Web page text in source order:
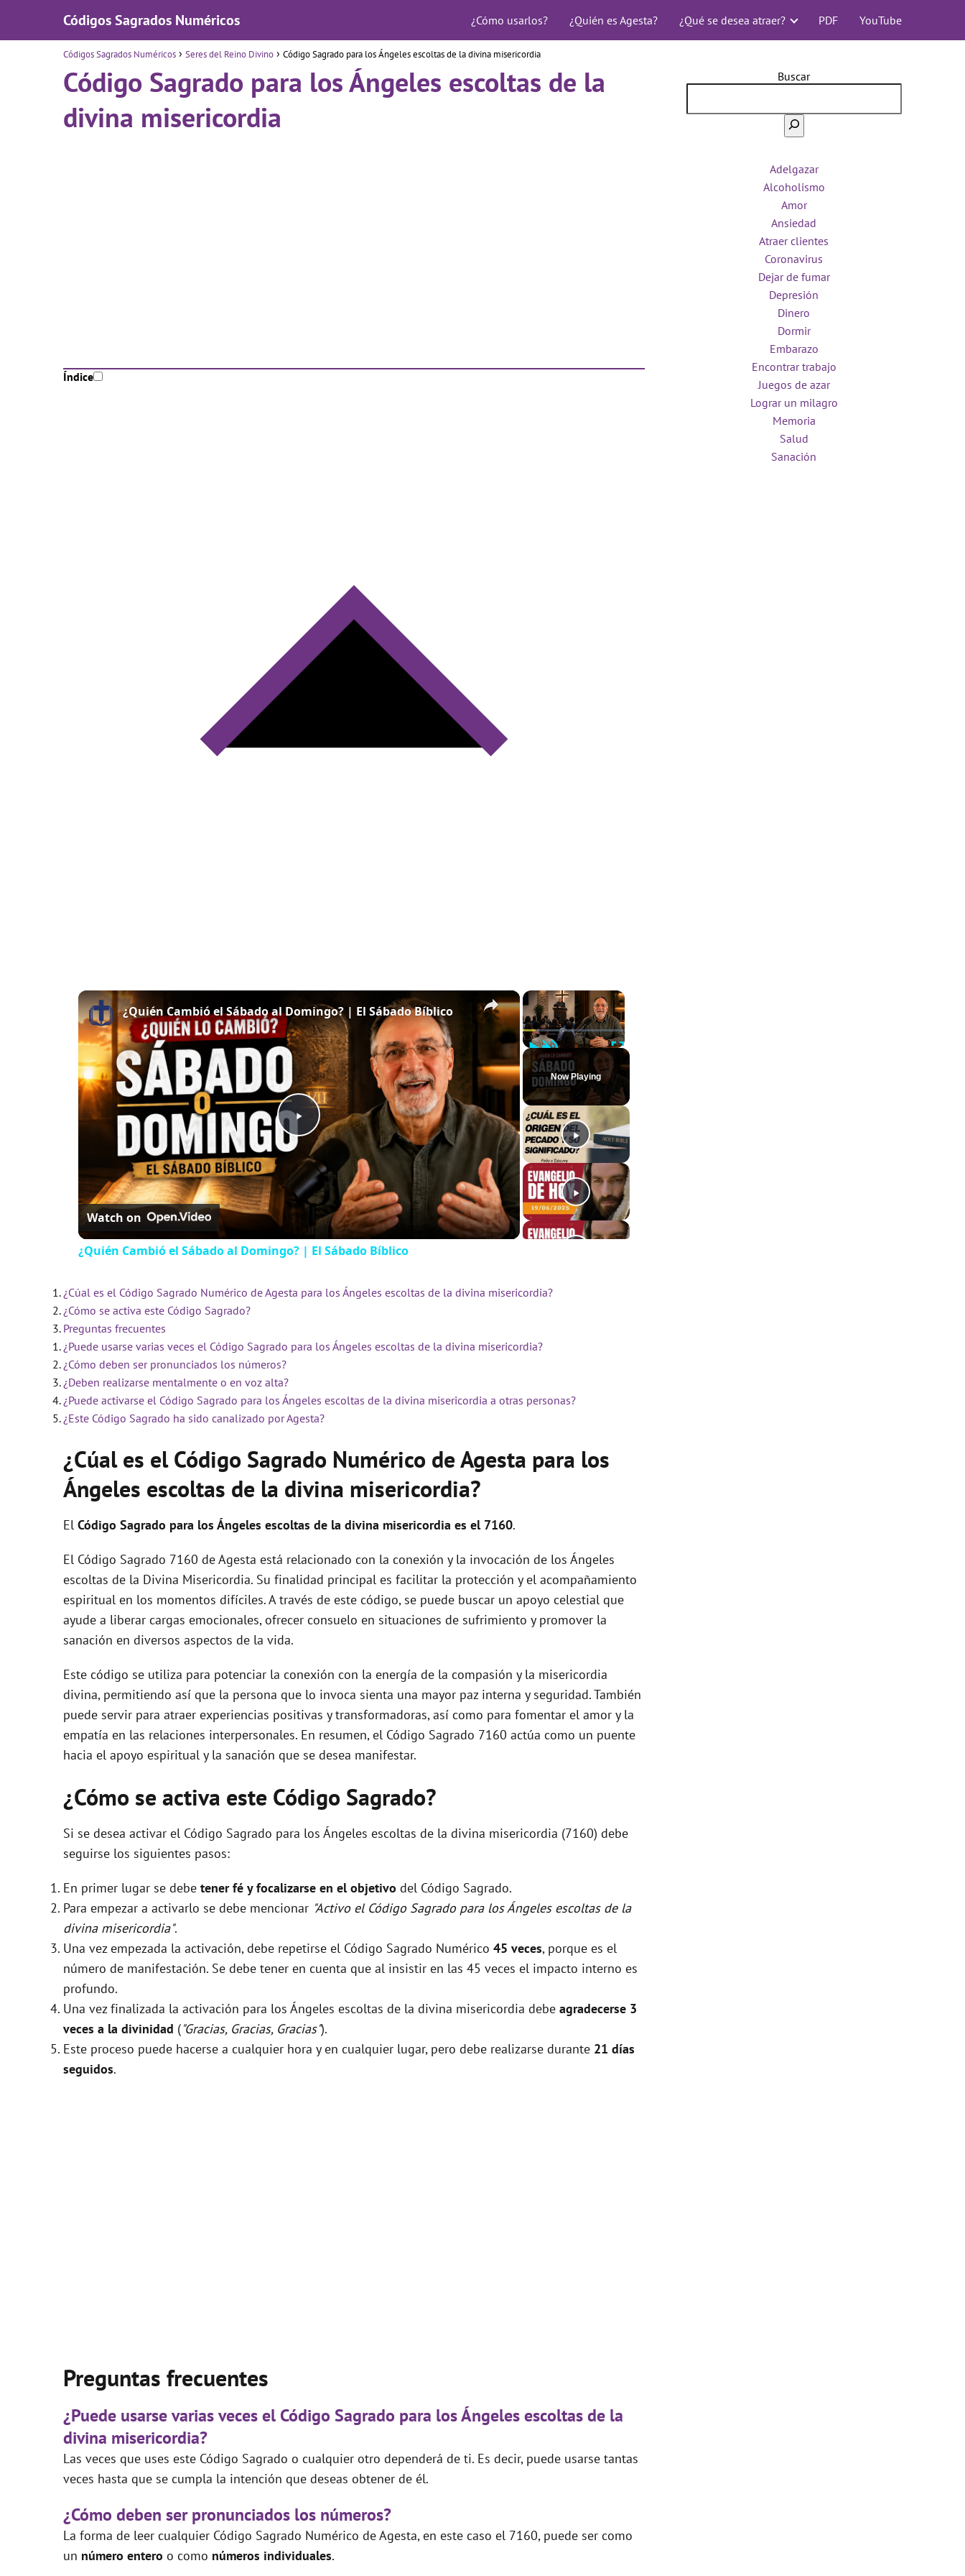
Códigos Sagrados Numéricos ¿Cómo usarlos? ¿Quién es Agesta? ¿Qué se desea atraer? PDF YouTube
Códigos Sagrados Numéricos Seres del Reino Divino Código Sagrado para los Ángeles escoltas de la divina misericordia
Código Sagrado para los Ángeles escoltas de la
divina misericordia
Índice
×
PlayUnmute Fullscreen
Now Playing
×
P
a
i
d
¿Quién Cambió el Sábado al Domingo? | El Sábado Bíblico
Watch on
¿Quién Cambió el Sábado al Domingo? | El Sábado Bíblico
¿Cúal es el Código Sagrado Numérico de Agesta para los Ángeles escoltas de la divina misericordia?
¿Cómo se activa este Código Sagrado?
Preguntas frecuentes
¿Puede usarse varias veces el Código Sagrado para los Ángeles escoltas de la divina misericordia?
¿Cómo deben ser pronunciados los números?
¿Deben realizarse mentalmente o en voz alta?
¿Puede activarse el Código Sagrado para los Ángeles escoltas de la divina misericordia a otras personas?
¿Este Código Sagrado ha sido canalizado por Agesta?
¿Cúal es el Código Sagrado Numérico de Agesta para los
Ángeles escoltas de la divina misericordia?
El Código Sagrado para los Ángeles escoltas de la divina misericordia es el 7160.
El Código Sagrado 7160 de Agesta está relacionado con la conexión y la invocación de los Ángeles
escoltas de la Divina Misericordia. Su finalidad principal es facilitar la protección y el acompañamiento
espiritual en los momentos difíciles. A través de este código, se puede buscar un apoyo celestial que
ayude a liberar cargas emocionales, ofrecer consuelo en situaciones de sufrimiento y promover la
sanación en diversos aspectos de la vida.
Este código se utiliza para potenciar la conexión con la energía de la compasión y la misericordia
divina, permitiendo así que la persona que lo invoca sienta una mayor paz interna y seguridad. También
puede servir para atraer experiencias positivas y transformadoras, así como para fomentar el amor y la
empatía en las relaciones interpersonales. En resumen, el Código Sagrado 7160 actúa como un puente
hacia el apoyo espiritual y la sanación que se desea manifestar.
¿Cómo se activa este Código Sagrado?
Si se desea activar el Código Sagrado para los Ángeles escoltas de la divina misericordia (7160) debe
seguirse los siguientes pasos:
En primer lugar se debe tener fé y focalizarse en el objetivo del Código Sagrado.
Para empezar a activarlo se debe mencionar "Activo el Código Sagrado para los Ángeles escoltas de la
divina misericordia".
Una vez empezada la activación, debe repetirse el Código Sagrado Numérico 45 veces, porque es el
número de manifestación. Se debe tener en cuenta que al insistir en las 45 veces el impacto interno es
profundo.
Una vez finalizada la activación para los Ángeles escoltas de la divina misericordia debe agradecerse 3
veces a la divinidad ("Gracias, Gracias, Gracias").
Este proceso puede hacerse a cualquier hora y en cualquier lugar, pero debe realizarse durante 21 días
seguidos.
Preguntas frecuentes
¿Puede usarse varias veces el Código Sagrado para los Ángeles escoltas de la
divina misericordia?
Las veces que uses este Código Sagrado o cualquier otro dependerá de ti. Es decir, puede usarse tantas
veces hasta que se cumpla la intención que deseas obtener de él.
¿Cómo deben ser pronunciados los números?
La forma de leer cualquier Código Sagrado Numérico de Agesta, en este caso el 7160, puede ser como
un número entero o como números individuales.
Buscar
Adelgazar
Alcoholismo
Amor
Ansiedad
Atraer clientes
Coronavirus
Dejar de fumar
Depresión
Dinero
Dormir
Embarazo
Encontrar trabajo
Juegos de azar
Lograr un milagro
Memoria
Salud
Sanación